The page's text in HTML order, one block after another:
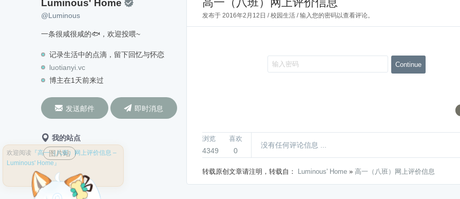
Luminous' Home 
@Luminous
一条很咸很咸的🐟，欢迎投喂~
记录生活中的点滴，留下回忆与怀恋
luotianyi.vc
博主在1天前来过
 发送邮件  即时消息
我的站点
图片站
发布于 2016年2月12日 /校园生活/ 输入您的密码以查看评论。
浏览
4349
喜欢
0
没有任何评论信息 ...
转载原创文章请注明，转载自： Luminous' Home» 高一（八班）网上评价信息
欢迎阅读 『高一（八班）网上评价信息 –
Luminous' Home』